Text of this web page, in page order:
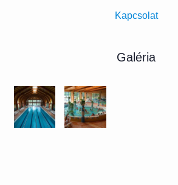
Kapcsolat
Galéria